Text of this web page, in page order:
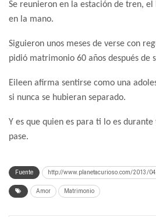
Se reunieron en la estación de tren,
en la mano.
Siguieron unos meses de verse con
pidió matrimonio 60 años después de
Eileen afirma sentirse como una
si nunca se hubieran separado.
Y es que quien es para ti lo es
pase.
Fuente http://www.planetacurioso.com/2013/
Amor Matrimonio